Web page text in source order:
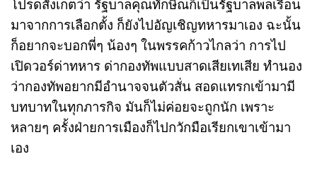
โปรดสังเกตว่า รัฐบาลคุณทักษิณก็เป็นรัฐบาลพลเรือน
มาจากการเลือกตั้ง ก็ยังไปอัญเชิญทหารมาเอง ฉะนั้น
ก็อยากจะบอกพี่ๆ น้องๆ ในพรรคก้าวไกลว่า การไป
เปิดวอร์ด่าทหาร ด่ากองทัพแบบสาดเสียเทเสีย ทำนอง
ว่ากองทัพอยากมีอำนาจจนตัวสั่น สอดแทรกเข้ามามี
บทบาทในทุกภารกิจ มันก็ไม่ค่อยจะถูกนัก เพราะ
หลายๆ ครั้งฝ่ายการเมืองก็ไปกวักมือเรียกเขาเข้ามา
เอง